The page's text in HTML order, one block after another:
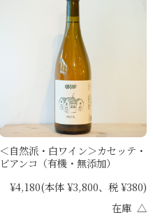
＜自然派・白ワイン＞カセッテ・
ビアンコ（有機・無添加）
¥4,180(本体 ¥3,800、税 ¥380)
在庫 △